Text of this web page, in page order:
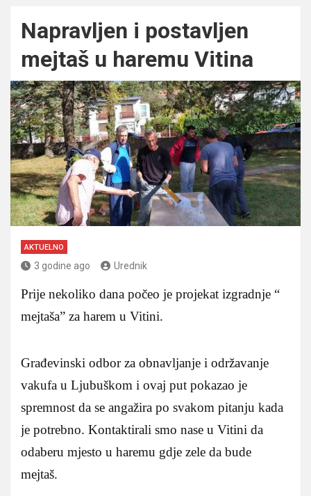
Napravljen i postavljen
mejtaš u haremu Vitina
AKTUELNO
3 godine ago Urednik
Prije nekoliko dana počeo je projekat izgradnje “
mejtaša” za harem u Vitini.
Građevinski odbor za obnavljanje i održavanje
vakufa u Ljubuškom i ovaj put pokazao je
spremnost da se angažira po svakom pitanju kada
je potrebno. Kontaktirali smo nase u Vitini da
odaberu mjesto u haremu gdje zele da bude
mejtaš.